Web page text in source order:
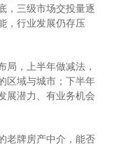
，三级市场交投量逐
，行业发展仍存压
局，上半年做减法，
区域与城市；下半年
展潜力、有业务机会
老牌房产中介，能否